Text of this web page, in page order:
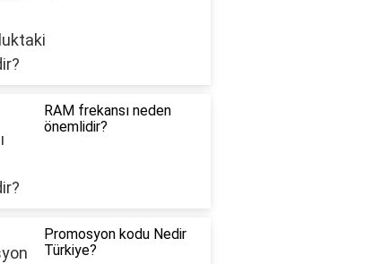
RAM frekansı neden
önemlidir?
Promosyon kodu Nedir
Türkiye?